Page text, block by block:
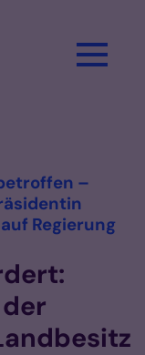
–
Regierung